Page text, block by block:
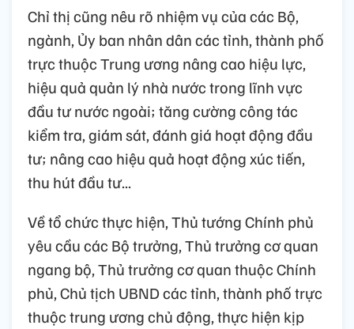
Chỉ thị cũng nêu rõ nhiệm vụ của các Bộ,
ngành, Ủy ban nhân dân các tỉnh, thành phố
trực thuộc Trung ương nâng cao hiệu lực,
hiệu quả quản lý nhà nước trong lĩnh vực
đầu tư nước ngoài; tăng cường công tác
kiểm tra, giám sát, đánh giá hoạt động đầu
tư; nâng cao hiệu quả hoạt động xúc tiến,
thu hút đầu tư...
Về tổ chức thực hiện, Thủ tướng Chính phủ
yêu cầu các Bộ trưởng, Thủ trưởng cơ quan
ngang bộ, Thủ trưởng cơ quan thuộc Chính
phủ, Chủ tịch UBND các tỉnh, thành phố trực
thuộc trung ương chủ động, thực hiện kịp